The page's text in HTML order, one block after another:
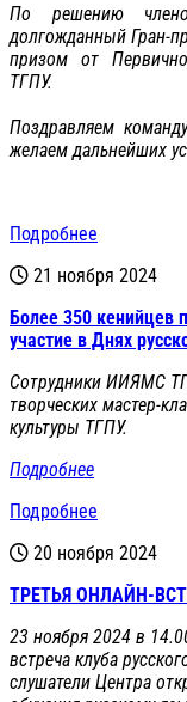
По решению
долгожданный Гран-
призом от
ТГПУ.
Поздравляем
желаем дальнейших
Подробнее
21 ноября 2024
Более 350 кенийцев
участие в Днях
Сотрудники ИИЯМС
творческих мастер-
культуры ТГПУ.
Подробнее
Подробнее
20 ноября 2024
ТРЕТЬЯ ОНЛАЙН-
23 ноября 2024 в
встреча клуба
слушатели Центра